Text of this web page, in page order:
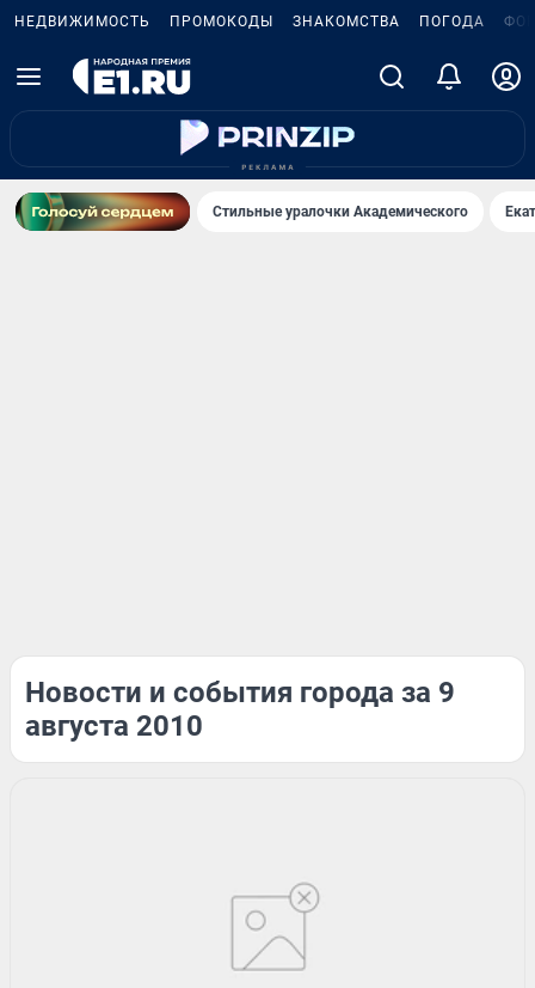
НЕДВИЖИМОСТЬ ПРОМОКОДЫ ЗНАКОМСТВА ПОГОДА
Стильные уралочки Академического
Новости и события города за 9
августа 2010